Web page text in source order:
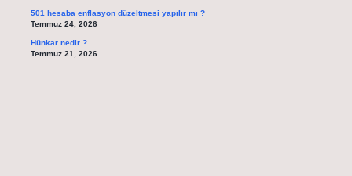
501 hesaba enflasyon düzeltmesi yapılır mı ?
Temmuz 24, 2026
Hünkar nedir ?
Temmuz 21, 2026